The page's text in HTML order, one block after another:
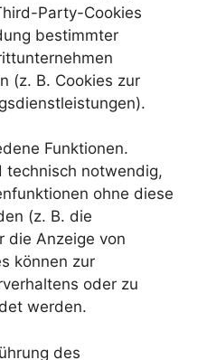
Party-Cookies
bestimmter
(z. B. Cookies zur
Funktionen.
technisch notwendig,
ohne diese
(z. B. die
die Anzeige von
können zur
oder zu
werden.
des